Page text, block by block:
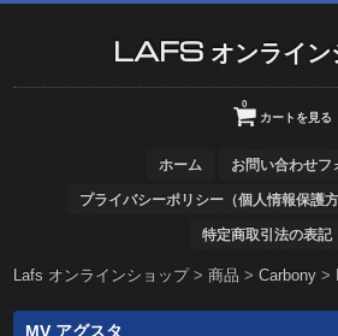
LAFS オンライン
カートを見る
0
ホーム お問い合わせフ
プライバシーポリシー（個人情報保護方
特定商取引法の表記
Lafs オンラインショップ>商品 >Carbony >
MV アグスタ